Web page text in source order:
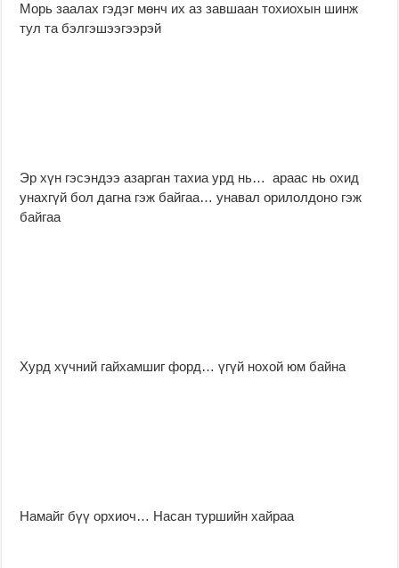
Морь заалах гэдэг мөнч их аз завшаан тохиохын шинж
тул та бэлгэшээгээрэй
Эр хүн гэсэндээ азарган тахиа урд нь… араас нь охид
унахгүй бол дагна гэж байгаа… унавал орилолдоно гэж
байгаа
Хурд хүчний гайхамшиг форд… үгүй нохой юм байна
Намайг бүү орхиоч… Насан туршийн хайраа